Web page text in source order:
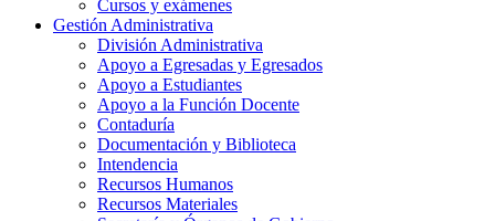
Cursos y exámenes
Gestión Administrativa
División Administrativa
Apoyo a Egresadas y Egresados
Apoyo a Estudiantes
Apoyo a la Función Docente
Contaduría
Documentación y Biblioteca
Intendencia
Recursos Humanos
Recursos Materiales